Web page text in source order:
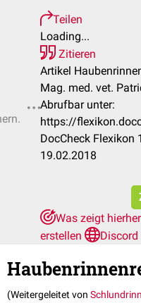
Teilen
Loading...
Zitieren
Artikel
Mag. med. vet.
Abrufbar unter:
https://
DocCheck Flexikon
19.02.2018
Was zeigt hierher
erstellen
Discord
(Weitergeleitet von